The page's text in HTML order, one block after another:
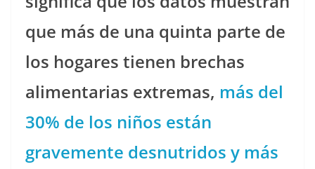
que más de una quinta parte de
los hogares tienen brechas
alimentarias extremas, más del
30% de los niños están
gravemente desnutridos y más